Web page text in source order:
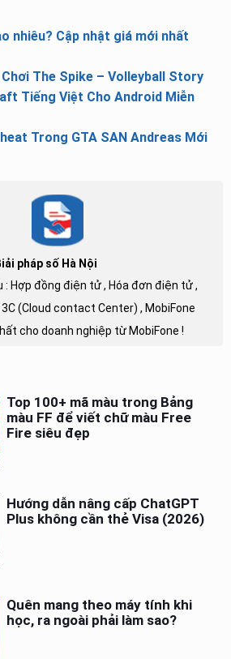
nhiêu? Cập nhật giá mới nhất
The Spike – Volleyball Story
Tiếng Việt Cho Android Miễn
Trong GTA SAN Andreas Mới
pháp số Hà Nội
: Hợp đồng điện tử , Hóa đơn điện tử ,
(Cloud contact Center) , MobiFone
cho doanh nghiệp từ MobiFone !
Top 100+ mã màu trong Bảng
màu FF để viết chữ màu Free
Fire siêu đẹp
Hướng dẫn nâng cấp ChatGPT
Plus không cần thẻ Visa (2026)
Quên mang theo máy tính khi
học, ra ngoài phải làm sao?